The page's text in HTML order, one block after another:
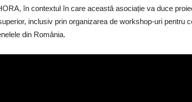
în contextul în care această asociație va duce
inclusiv prin organizarea de workshop-uri pentru
din România.